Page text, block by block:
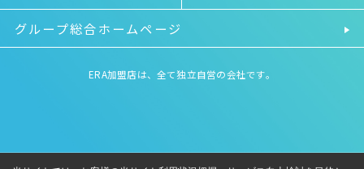
グループ総合ホームページ
ERA加盟店は、全て独立自営の会社です。